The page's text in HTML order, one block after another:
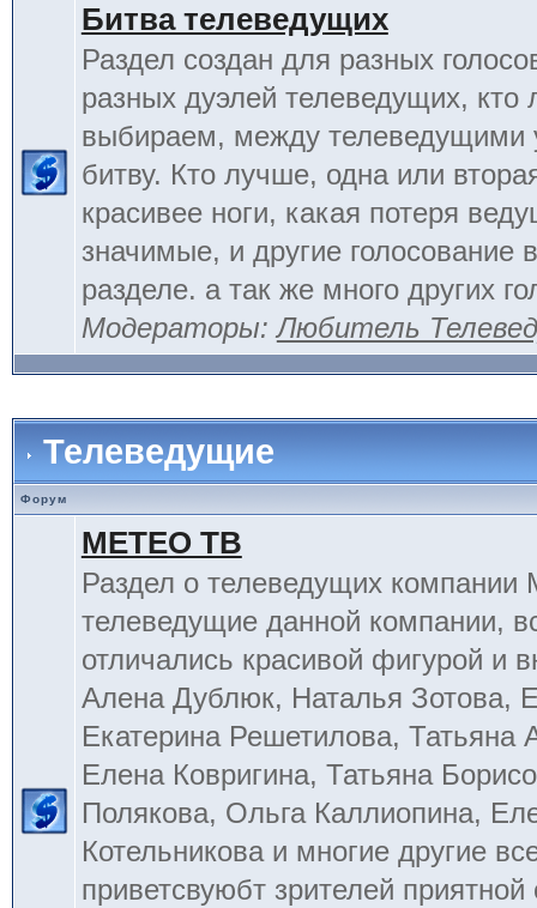
Битва телеведущих
Раздел создан для разных
разных дуэлей телеведущих, кто
выбираем, между телеведущими
битву. Кто лучше, одна или
красивее ноги, какая потеря
значимые, и другие голосование
разделе. а так же много других
Модераторы:Любитель
Телеведущие
Форум
МЕТЕО ТВ
Раздел о телеведущих
телеведущие данной компании,
отличались красивой фигурой и
Алена Дублюк, Наталья Зотова,
Екатерина Решетилова, Татьяна
Елена Ковригина, Татьяна
Полякова, Ольга Каллиопина,
Котельникова и многие другие
приветсвуюбт зрителей приятной